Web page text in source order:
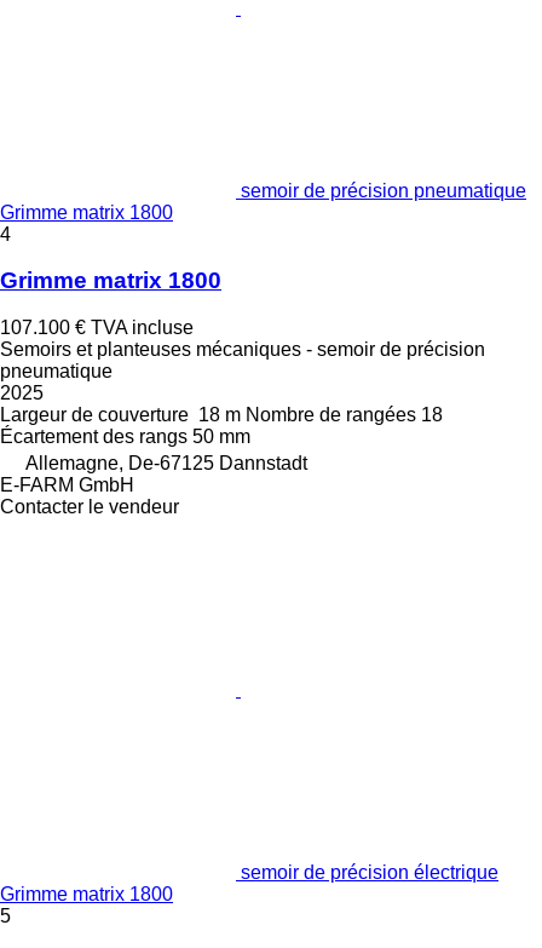
semoir de précision pneumatique
Grimme matrix 1800
4
Grimme matrix 1800
107.100 € TVA incluse
Semoirs et planteuses mécaniques - semoir de précision
pneumatique
2025
Largeur de couverture 18 m Nombre de rangées 18
Écartement des rangs 50 mm
Allemagne, De-67125 Dannstadt
E-FARM GmbH
Contacter le vendeur
semoir de précision électrique
Grimme matrix 1800
5